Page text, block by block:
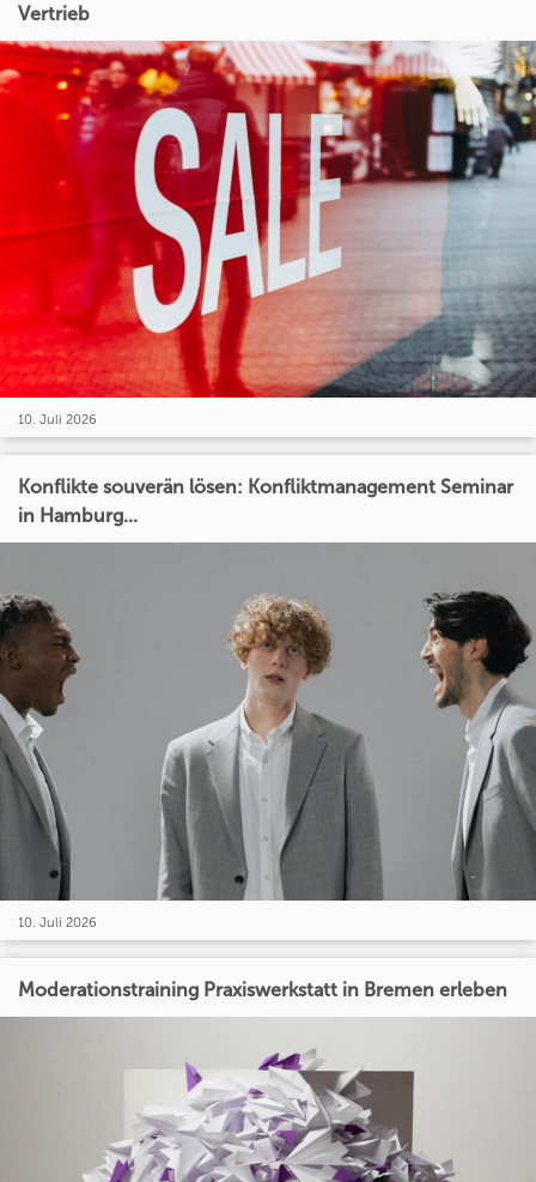
Vertrieb
10. Juli 2026
Konflikte souverän lösen: Konfliktmanagement Seminar
in Hamburg...
10. Juli 2026
Moderationstraining Praxiswerkstatt in Bremen erleben